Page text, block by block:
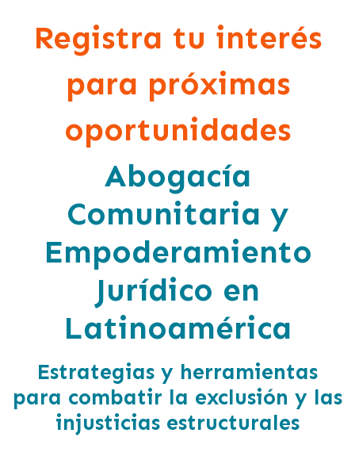
Registra tu interés
para próximas
oportunidades
Abogacía
Comunitaria y
Empoderamiento
Jurídico en
Latinoamérica
Estrategias y herramientas
para combatir la exclusión y las
injusticias estructurales